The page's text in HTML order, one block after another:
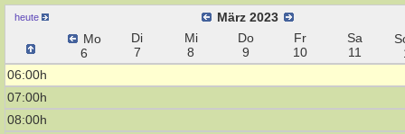
heute
März 2023
Mo
6
Di
7
Mi
8
Do
9
Fr
10
Sa
11
06:00h
07:00h
08:00h